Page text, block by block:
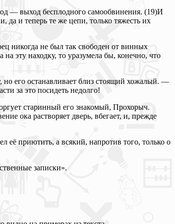
— выход бесплодного самообвинения. (19)И
да и теперь те же цепи, только тяжесть их
никогда не был так свободен от винных
на эту находку, то уразумела бы, конечно, что
но его останавливает близ стоящий хожалый. —
за это посидеть недолго!
старинный его знакомый, Прохорыч.
ока растворяет дверь, вбегает, и, прежде
её приютить, а всякий, напротив того, только о
записки».